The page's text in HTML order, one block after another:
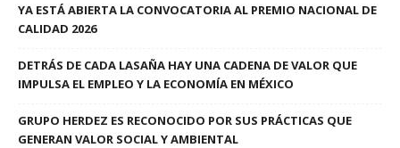
YA ESTÁ ABIERTA LA CONVOCATORIA AL PREMIO NACIONAL DE
CALIDAD 2026
DETRÁS DE CADA LASAÑA HAY UNA CADENA DE VALOR QUE
IMPULSA EL EMPLEO Y LA ECONOMÍA EN MÉXICO
GRUPO HERDEZ ES RECONOCIDO POR SUS PRÁCTICAS QUE
GENERAN VALOR SOCIAL Y AMBIENTAL